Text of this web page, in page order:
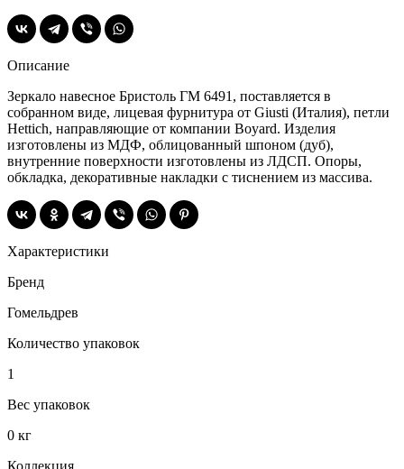
Описание
Зеркало навесное Бристоль ГМ 6491, поставляется в
собранном виде, лицевая фурнитура от Giusti (Италия), петли
Hettich, направляющие от компании Boyard. Изделия
изготовлены из МДФ, облицованный шпоном (дуб),
внутренние поверхности изготовлены из ЛДСП. Опоры,
обкладка, декоративные накладки с тиснением из массива.
Характеристики
Бренд
Гомельдрев
Количество упаковок
1
Вес упаковок
0 кг
Коллекция